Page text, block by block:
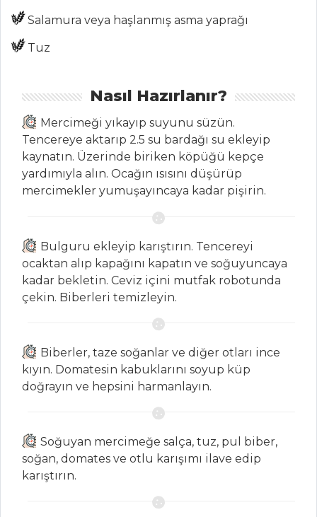
PASTA VE
TATLILAR
(Konya Usulü)
Napolyon Tatlısı
Pasta ve Tatlılar
Tüm Tarifleri
Köfteli Erişte
Çorbası
Denli Ayran
Mercimek Çorbası
Çorbalar Tüm
İÇECEKLER
Naneli Ayran
Salamura veya haşlanmış asma yaprağı
Tuz
Nasıl Hazırlanır?
Mercimeği yıkayıp suyunu süzün.
Tencereye aktarıp 2.5 su bardağı su ekleyip
kaynatın. Üzerinde biriken köpüğü kepçe
yardımıyla alın. Ocağın ısısını düşürüp
mercimekler yumuşayıncaya kadar pişirin.
Bulguru ekleyip karıştırın. Tencereyi
ocaktan alıp kapağını kapatın ve soğuyuncaya
kadar bekletin. Ceviz içini mutfak robotunda
çekin. Biberleri temizleyin.
Biberler, taze soğanlar ve diğer otları ince
kıyın. Domatesin kabuklarını soyup küp
doğrayın ve hepsini harmanlayın.
Soğuyan mercimeğe salça, tuz, pul biber,
soğan, domates ve otlu karışımı ilave edip
karıştırın.